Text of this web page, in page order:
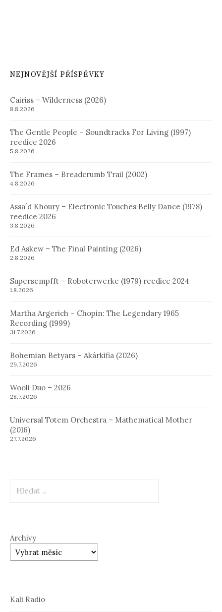
NEJNOVĚJŠÍ PŘÍSPĚVKY
Cairiss – Wilderness (2026)
8.8.2026
The Gentle People – Soundtracks For Living (1997)
reedice 2026
5.8.2026
The Frames – Breadcrumb Trail (2002)
4.8.2026
Assa´d Khoury – Electronic Touches Belly Dance (1978)
reedice 2026
3.8.2026
Ed Askew – The Final Painting (2026)
2.8.2026
Supersempfft – Roboterwerke (1979) reedice 2024
1.8.2026
Martha Argerich – Chopin: The Legendary 1965
Recording (1999)
31.7.2026
Bohemian Betyars – Akárkifia (2026)
29.7.2026
Wooli Duo – 2026
28.7.2026
Universal Totem Orchestra – Mathematical Mother
(2016)
27.7.2026
Archivy
Kali Radio